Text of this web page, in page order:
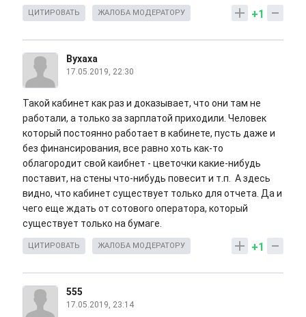
+1
ЦИТИРОВАТЬ ЖАЛОБА МОДЕРАТОРУ
Вухаха
17.05.2019, 22:30
Такой кабинет как раз и доказывает, что они там не
работали, а только за зарплатой приходили. Человек
который постоянно работает в кабинете, пусть даже и
без финансирования, все равно хоть как-то
облагородит свой каибнет - цветочки какие-нибудь
поставит, на стены что-нибудь повесит и т.п. А здесь
видно, что кабинет существует только для отчета. Да и
чего еще ждать от сотового оператора, который
существует только на бумаге.
+1
ЦИТИРОВАТЬ ЖАЛОБА МОДЕРАТОРУ
555
17.05.2019, 23:14